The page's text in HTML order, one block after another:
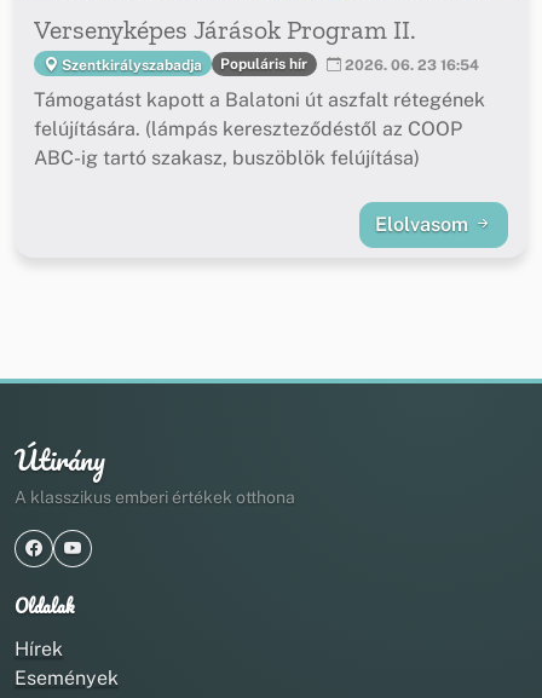
Versenyképes Járások Program II.
Szentkirályszabadja Populáris hír 2026. 06. 23 16:54
Támogatást kapott a Balatoni út aszfalt rétegének
felújítására. (lámpás kereszteződéstől az COOP
ABC-ig tartó szakasz, buszöblök felújítása)
Elolvasom
Útirány
A klasszikus emberi értékek otthona
Oldalak
Hírek
Események